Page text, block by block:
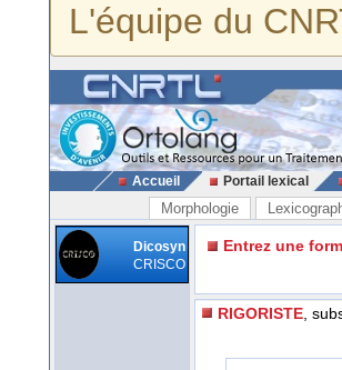
L'équipe du
Accueil Portail lexical
Morphologie
Dicosyn
CRISCO
Entrez une
RIGORISTE ,